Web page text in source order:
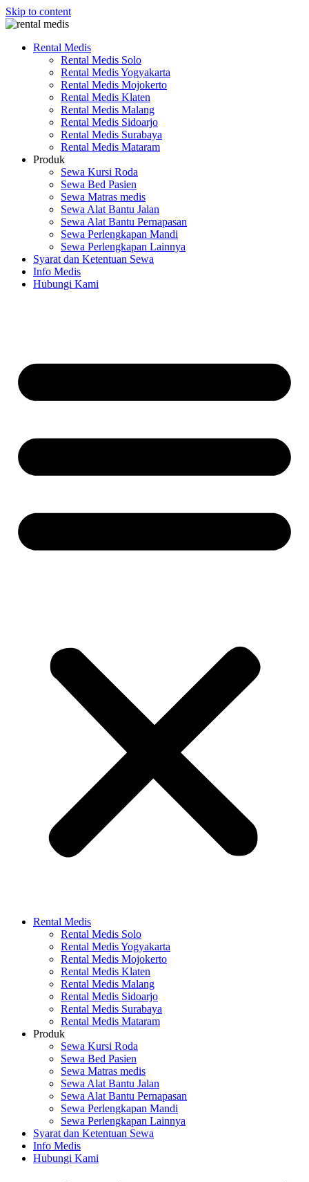
Skip to content
Rental Medis
Rental Medis Solo
Rental Medis Yogyakarta
Rental Medis Mojokerto
Rental Medis Klaten
Rental Medis Malang
Rental Medis Sidoarjo
Rental Medis Surabaya
Rental Medis Mataram
Produk
Sewa Kursi Roda
Sewa Bed Pasien
Sewa Matras medis
Sewa Alat Bantu Jalan
Sewa Alat Bantu Pernapasan
Sewa Perlengkapan Mandi
Sewa Perlengkapan Lainnya
Syarat dan Ketentuan Sewa
Info Medis
Hubungi Kami
Rental Medis
Rental Medis Solo
Rental Medis Yogyakarta
Rental Medis Mojokerto
Rental Medis Klaten
Rental Medis Malang
Rental Medis Sidoarjo
Rental Medis Surabaya
Rental Medis Mataram
Produk
Sewa Kursi Roda
Sewa Bed Pasien
Sewa Matras medis
Sewa Alat Bantu Jalan
Sewa Alat Bantu Pernapasan
Sewa Perlengkapan Mandi
Sewa Perlengkapan Lainnya
Syarat dan Ketentuan Sewa
Info Medis
Hubungi Kami